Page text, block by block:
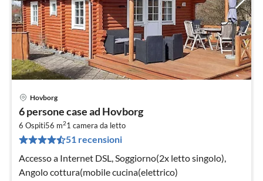
Hovborg
6 persone case ad Hovborg
6 Ospiti56 m21 camera da letto
51 recensioni
Accesso a Internet DSL, Soggiorno(2x letto singolo),
Angolo cottura(mobile cucina(elettrico)